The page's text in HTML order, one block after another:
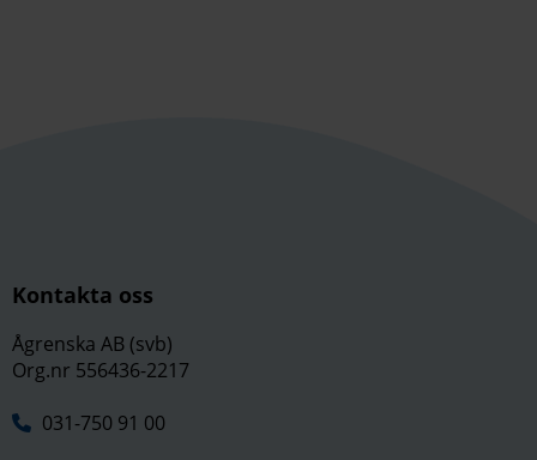
Kontakta oss
Ågrenska AB (svb)
Org.nr 556436-2217
031-750 91 00